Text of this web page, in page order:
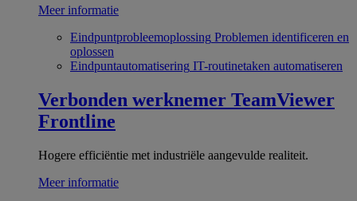
Meer informatie
Eindpuntprobleemoplossing Problemen identificeren en
oplossen
Eindpuntautomatisering IT-routinetaken automatiseren
Verbonden werknemer TeamViewer
Frontline
Hogere efficiëntie met industriële aangevulde realiteit.
Meer informatie